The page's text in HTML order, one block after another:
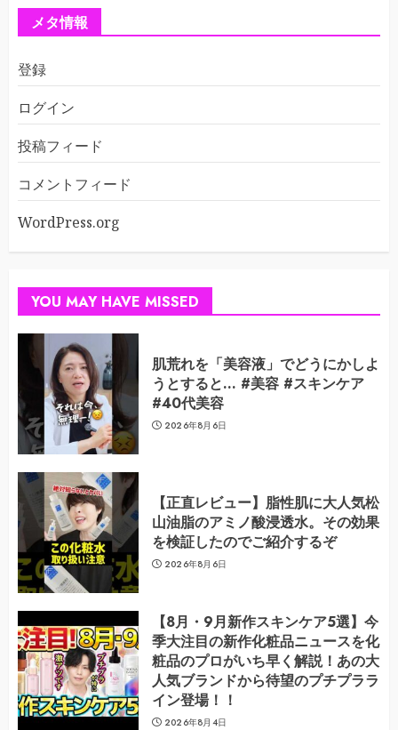
メタ情報
登録
ログイン
投稿フィード
コメントフィード
WordPress.org
YOU MAY HAVE MISSED
肌荒れを「美容液」でどうにかしよ
うとすると… #美容 #スキンケア
#40代美容
2026年8月6日
【正直レビュー】脂性肌に大人気松
山油脂のアミノ酸浸透水。その効果
を検証したのでご紹介するぞ
2026年8月6日
【8月・9月新作スキンケア5選】今
季大注目の新作化粧品ニュースを化
粧品のプロがいち早く解説！あの大
人気ブランドから待望のプチプララ
イン登場！！
2026年8月4日